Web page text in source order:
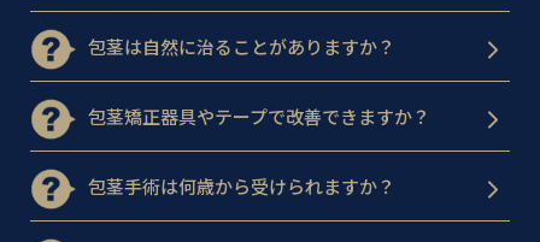
包茎は自然に治ることがありますか？
包茎矯正器具やテープで改善できますか？
包茎手術は何歳から受けられますか？